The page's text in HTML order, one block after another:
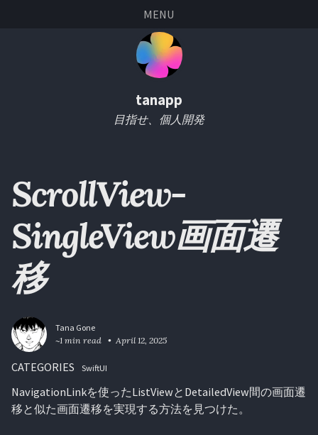
MENU
tanapp
目指せ、個人開発
ScrollView-
SingleView画面遷
移
Tana Gone
~1 min read
April 12, 2025
CATEGORIES SwiftUI
NavigationLinkを使ったListViewとDetailedView間の画面遷
移と似た画面遷移を実現する方法を見つけた。